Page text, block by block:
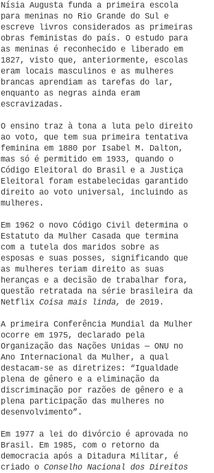
Nísia Augusta funda a primeira escola
para meninas no Rio Grande do Sul e
escreve livros considerados as primeiras
obras feministas do país. O estudo para
as meninas é reconhecido e liberado em
1827, visto que, anteriormente, escolas
eram locais masculinos e as mulheres
brancas aprendiam as tarefas do lar,
enquanto as negras ainda eram
escravizadas.
O ensino traz à tona a luta pelo direito
ao voto, que tem sua primeira tentativa
feminina em 1880 por Isabel M. Dalton,
mas só é permitido em 1933, quando o
Código Eleitoral do Brasil e a Justiça
Eleitoral foram estabelecidas garantido
direito ao voto universal, incluindo as
mulheres.
Em 1962 o novo Código Civil determina o
Estatuto da Mulher Casada que termina
com a tutela dos maridos sobre as
esposas e suas posses, significando que
as mulheres teriam direito as suas
heranças e a decisão de trabalhar fora,
questão retratada na série brasileira da
Netflix Coisa mais linda, de 2019.
A primeira Conferência Mundial da Mulher
ocorre em 1975, declarado pela
Organização das Nações Unidas — ONU no
Ano Internacional da Mulher, a qual
destacam-se as diretrizes: “Igualdade
plena de gênero e a eliminação da
discriminação por razões de gênero e a
plena participação das mulheres no
desenvolvimento”.
Em 1977 a lei do divórcio é aprovada no
Brasil. Em 1985, com o retorno da
democracia após a Ditadura Militar, é
criado o Conselho Nacional dos Direitos